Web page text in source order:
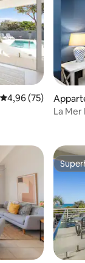
Gemiddelde
4,96 (75)
La